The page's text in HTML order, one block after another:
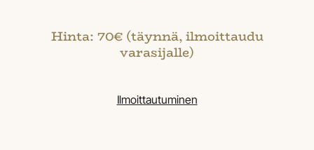
Hinta: 70€ (täynnä, ilmoittaudu
varasijalle)
Ilmoittautuminen